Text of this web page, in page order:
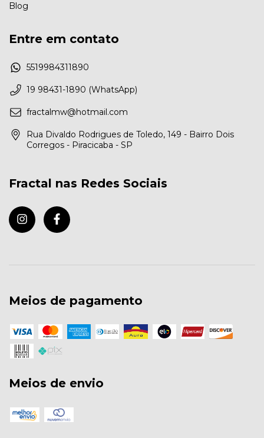
Blog
Entre em contato
5519984311890
19 98431-1890 (WhatsApp)
fractalmw@hotmail.com
Rua Divaldo Rodrigues de Toledo, 149 - Bairro Dois
Corregos - Piracicaba - SP
Fractal nas Redes Sociais
Meios de pagamento
Meios de envio